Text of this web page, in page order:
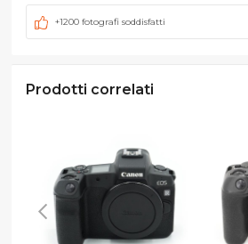
+1200 fotografi soddisfatti
Prodotti correlati